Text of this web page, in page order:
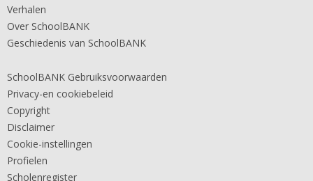
Verhalen
Over SchoolBANK
Geschiedenis van SchoolBANK
SchoolBANK Gebruiksvoorwaarden
Privacy-en cookiebeleid
Copyright
Disclaimer
Cookie-instellingen
Profielen
Scholenregister